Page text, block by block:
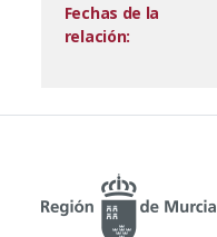
Fechas de la
relación: